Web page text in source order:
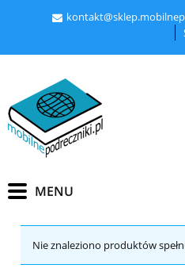
Nie znaleziono produktów